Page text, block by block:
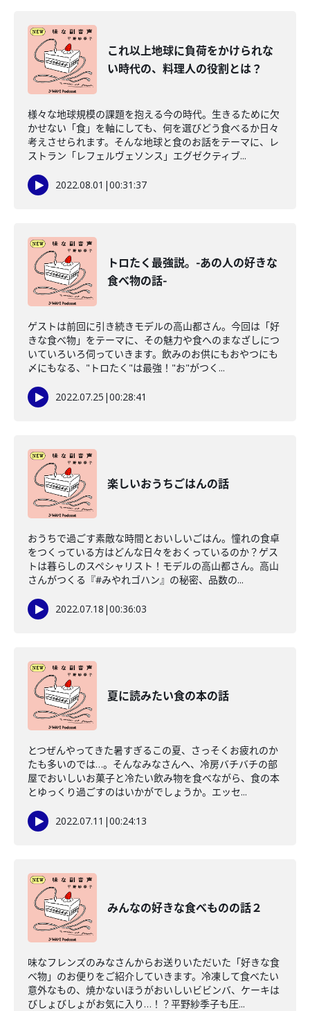
これ以上地球に負荷をかけられな
い時代の、料理人の役割とは？
様々な地球規模の課題を抱える今の時代。生きるために欠
かせない「食」を軸にしても、何を選びどう食べるか日々
考えさせられます。そんな地球と食のお話をテーマに、レ
ストラン「レフェルヴェソンス」エグゼクティブ...
2022.08.01 |00:31:37
トロたく最強説。-あの人の好きな
食べ物の話-
ゲストは前回に引き続きモデルの高山都さん。今回は「好
きな食べ物」をテーマに、その魅力や食へのまなざしにつ
いていろいろ伺っていきます。飲みのお供にもおやつにも
〆にもなる、"トロたく"は最強！"お"がつく...
2022.07.25 |00:28:41
楽しいおうちごはんの話
おうちで過ごす素敵な時間とおいしいごはん。憧れの食卓
をつくっている方はどんな日々をおくっているのか？ゲス
トは暮らしのスペシャリスト！モデルの高山都さん。高山
さんがつくる『#みやれゴハン』の秘密、品数の...
2022.07.18 |00:36:03
夏に読みたい食の本の話
とつぜんやってきた暑すぎるこの夏、さっそくお疲れのか
たも多いのでは…。そんなみなさんへ、冷房バチバチの部
屋でおいしいお菓子と冷たい飲み物を食べながら、食の本
とゆっくり過ごすのはいかがでしょうか。エッセ...
2022.07.11 |00:24:13
みんなの好きな食べものの話２
味なフレンズのみなさんからお送りいただいた「好きな食
べ物」のお便りをご紹介していきます。冷凍して食べたい
意外なもの、焼かないほうがおいしいビビンバ、ケーキは
びしょびしょがお気に入り…！？平野紗季子も圧...